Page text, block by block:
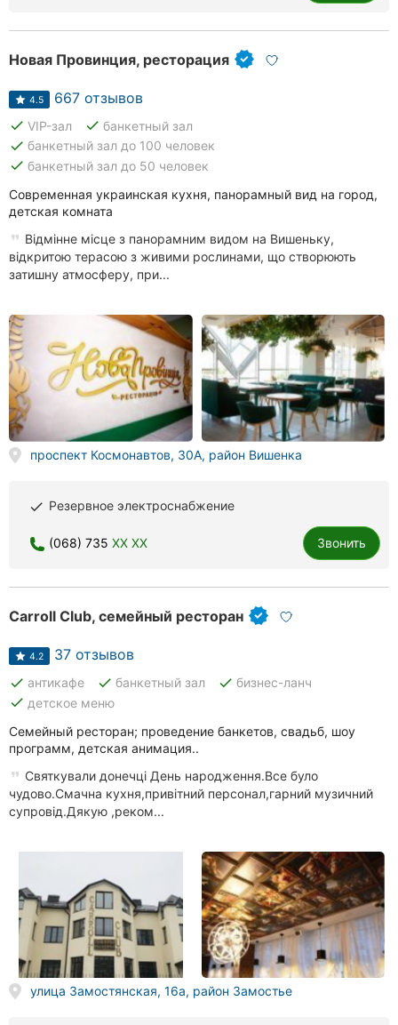
Одесса
Кропивницкий
Киев
Харьков
Запорожье
Днепр
Кривой
Рог
Николаев
Херсон
Полтава
Черкассы
Сумы
Ивано-
Франковск
Луцк
Ужгород
Карпаты
Новая Провинция, ресторация
4.5 667 отзывов
done VIP-зал done банкетный зал
done банкетный зал до 100 человек
done банкетный зал до 50 человек
Современная украинская кухня, панорамный вид на город,
детская комната
Відмінне місце з панорамним видом на Вишеньку,
відкритою терасою з живими рослинами, що створюють
затишну атмосферу, при...
проспект Космонавтов, 30А, район Вишенка
done Резервное электроснабжение
(068) 735 XX XX Звонить
Carroll Club, семейный ресторан
4.2 37 отзывов
done антикафе done банкетный зал done бизнес-ланч
done детское меню
Семейный ресторан; проведение банкетов, свадьб, шоу
программ, детская анимация..
Святкували донечці День народження.Все було
чудово.Смачна кухня,привітний персонал,гарний музичний
супровід.Дякую ,реком...
улица Замостянская, 16а, район Замостье